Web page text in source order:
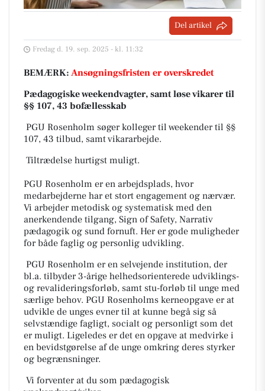
Del artikel
Fredag d. 19. sep. 2025 - kl. 11:32
BEMÆRK: Ansøgningsfristen er overskredet
Pædagogiske weekendvagter, samt løse vikarer til
§§ 107, 43 bofællesskab
PGU Rosenholm søger kolleger til weekender til §§
107, 43 tilbud, samt vikararbejde.
Tiltrædelse hurtigst muligt.
PGU Rosenholm er en arbejdsplads, hvor
medarbejderne har et stort engagement og nærvær.
Vi arbejder metodisk og systematisk med den
anerkendende tilgang, Sign of Safety, Narrativ
pædagogik og sund fornuft. Her er gode muligheder
for både faglig og personlig udvikling.
PGU Rosenholm er en selvejende institution, der
bl.a. tilbyder 3-årige helhedsorienterede udviklings­-
og revalideringsforløb, samt stu-forløb til unge med
særlige behov. PGU Rosenholms kerneopgave er at
udvikle de unges evner til at kunne begå sig så
selvstændige fagligt, socialt og personligt som det
er muligt. Ligeledes er det en opgave at medvirke i
en bevidstgørelse af de unge omkring deres styrker
og begrænsninger.
Vi forventer at du som pædagogisk